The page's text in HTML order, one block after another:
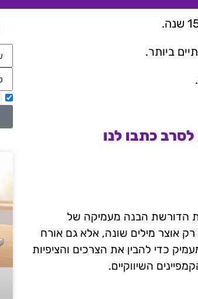
ביותר.
כתבו לנו
הדורשת הבנה מעמיקה של
מילים שונה, אלא גם אורח
כדי להבין את הצרכים והציפיות
השיווקיים.